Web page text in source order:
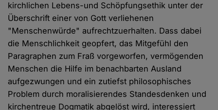
kirchlichen Lebens-und Schöpfungsethik unter der
Überschrift einer von Gott verliehenen
"Menschenwürde" aufrechtzuerhalten. Dass dabei
die Menschlichkeit geopfert, das Mitgefühl den
Paragraphen zum Fraß vorgeworfen, vermögenden
Menschen die Hilfe im benachbarten Ausland
aufgezwungen und ein zutiefst philosophisches
Problem durch moralisierendes Standesdenken und
kirchentreue Dogmatik abgelöst wird, interessiert